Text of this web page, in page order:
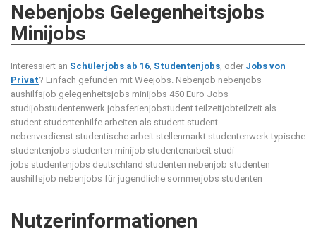
Nebenjobs Gelegenheitsjobs
Minijobs
Interessiert an Schülerjobs ab 16, Studentenjobs, oder Jobs von
Privat? Einfach gefunden mit Weejobs. Nebenjob nebenjobs
aushilfsjob gelegenheitsjobs minijobs 450 Euro Jobs
studijobstudentenwerk jobsferienjobstudent teilzeitjobteilzeit als
student studentenhilfe arbeiten als student student
nebenverdienst studentische arbeit stellenmarkt studentenwerk typische
studentenjobs studenten minijob studentenarbeit studi
jobs studentenjobs deutschland studenten nebenjob studenten
aushilfsjob nebenjobs für jugendliche sommerjobs studenten
Nutzerinformationen